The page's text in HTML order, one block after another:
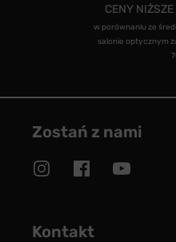
CENY
w porównaniu ze
salonie optycznym
Zostań z nami
Kontakt